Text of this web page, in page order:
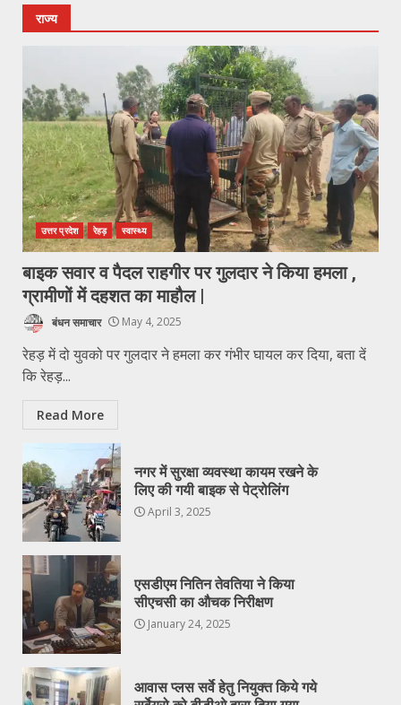
राज्य
उत्तर प्रदेश रेहड़ स्वास्थ्य
बाइक सवार व पैदल राहगीर पर गुलदार ने किया हमला ,
ग्रामीणों में दहशत का माहौल |
बंधन समाचार May 4, 2025
रेहड़ में दो युवको पर गुलदार ने हमला कर गंभीर घायल कर दिया, बता दें
कि रेहड़...
Read More
नगर में सुरक्षा व्यवस्था कायम रखने के
लिए की गयी बाइक से पेट्रोलिंग
April 3, 2025
एसडीएम नितिन तेवतिया ने किया
सीएचसी का औचक निरीक्षण
January 24, 2025
आवास प्लस सर्वे हेतु नियुक्त किये गये